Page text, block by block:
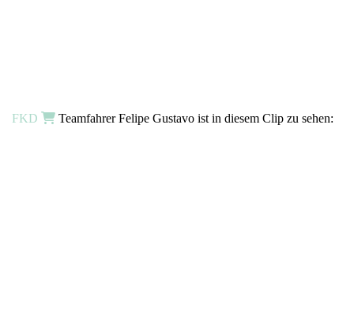
FKD Teamfahrer Felipe Gustavo ist in diesem Clip zu sehen: